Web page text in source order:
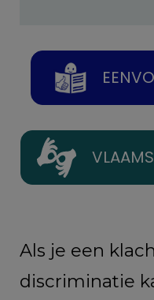
Als je een
discriminatie